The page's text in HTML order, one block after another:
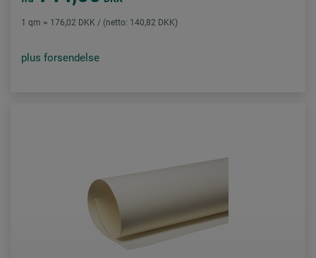
1 qm = 176,02 DKK / (netto: 140,82 DKK)
plus forsendelse